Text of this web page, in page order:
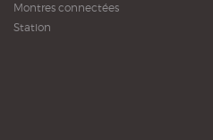
Montres connectées
Station